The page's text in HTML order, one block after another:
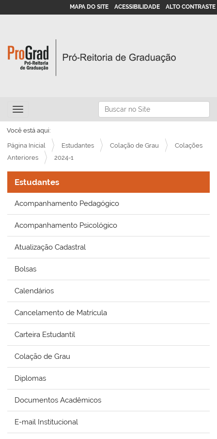
Busca
Busca Avançada…
MAPA DO SITE ACESSIBILIDADE ALTO CONTRASTE
Toggle navigation
Você está aqui:
Página Inicial Estudantes Colação de Grau
Colações
Anteriores
2024-1
Estudantes
Acompanhamento Pedagógico
Acompanhamento Psicológico
Atualização Cadastral
Bolsas
Calendários
Cancelamento de Matrícula
Carteira Estudantil
Colação de Grau
Diplomas
Documentos Acadêmicos
E-mail Institucional